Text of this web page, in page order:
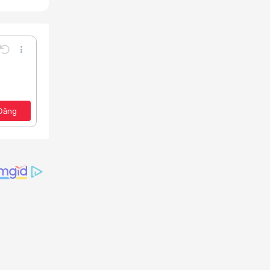
Undo Thêm tùy chọn…